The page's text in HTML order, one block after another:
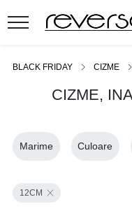
BLACK FRIDAY CIZME
CIZME,
Marime Culoare
12CM